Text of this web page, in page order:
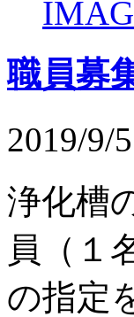
職員募
2019/9/5
浄化槽
員（１
の指定